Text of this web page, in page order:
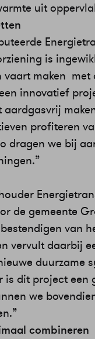
uit
is
maken met
innovatief
profiteren
dragen we bij
de gemeente
van
vervult daarbij
duurzame
is dit project een
we
combineren